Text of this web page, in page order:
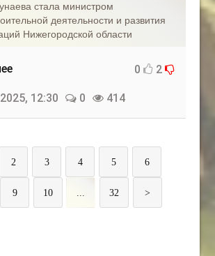
стала министром
деятельности и развития
Нижегородской области
0 2
12:30 0 414
2 3 4 5 6
9 10 ... 32 >